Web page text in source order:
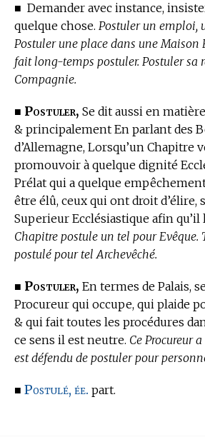
■ Demander avec instance,
quelque chose. Postuler un emploi,
Postuler une place dans une Maison
fait long-temps postuler. Postuler sa
Compagnie.
■ Postuler, Se dit aussi en
& principalement En parlant des
d’Allemagne, Lorsqu’un Chapitre
promouvoir à quelque dignité
Prélat qui a quelque
être élû, ceux qui ont droit d’élire,
Superieur Ecclésiastique afin qu’il
Chapitre postule un tel pour Evêque.
postulé pour tel Archevêché.
■ Postuler, En termes de Palais,
Procureur qui occupe, qui plaide
& qui fait toutes les procédures
ce sens il est neutre. Ce Procureur
est défendu de postuler pour
■ Postulé, ée. part.